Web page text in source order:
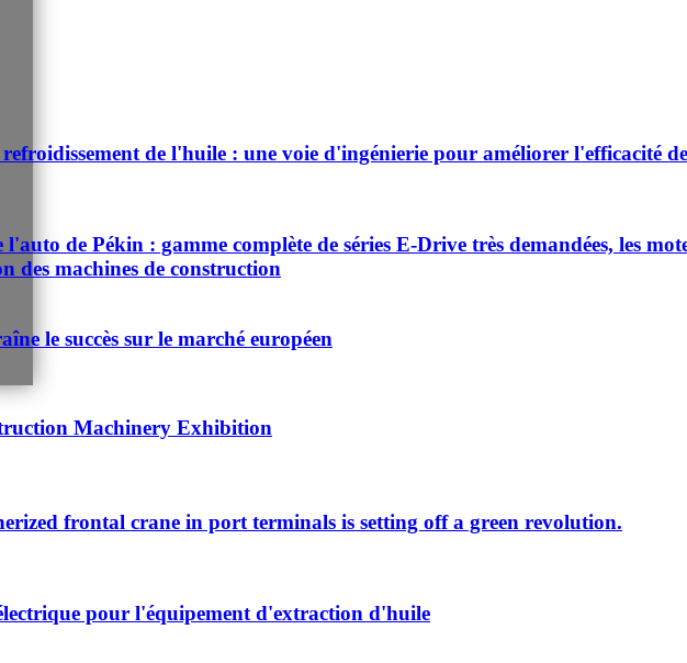
de l'huile : une voie d'ingénierie pour améliorer l'efficacité
de Pékin : gamme complète de séries E-Drive très demandées, les
des machines de construction
le succès sur le marché européen
Machinery Exhibition
frontal crane in port terminals is setting off a green revolution.
pour l'équipement d'extraction d'huile